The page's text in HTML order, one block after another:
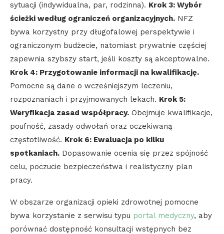
sytuacji (indywidualna, par, rodzinna). Krok 3: Wybór
ścieżki według ograniczeń organizacyjnych. NFZ
bywa korzystny przy długofalowej perspektywie i
ograniczonym budżecie, natomiast prywatnie częściej
zapewnia szybszy start, jeśli koszty są akceptowalne.
Krok 4: Przygotowanie informacji na kwalifikację.
Pomocne są dane o wcześniejszym leczeniu,
rozpoznaniach i przyjmowanych lekach. Krok 5:
Weryfikacja zasad współpracy. Obejmuje kwalifikacje,
poufność, zasady odwołań oraz oczekiwaną
częstotliwość. Krok 6: Ewaluacja po kilku
spotkaniach. Dopasowanie ocenia się przez spójność
celu, poczucie bezpieczeństwa i realistyczny plan
pracy.
W obszarze organizacji opieki zdrowotnej pomocne
bywa korzystanie z serwisu typu portal medyczny, aby
porównać dostępność konsultacji wstępnych bez